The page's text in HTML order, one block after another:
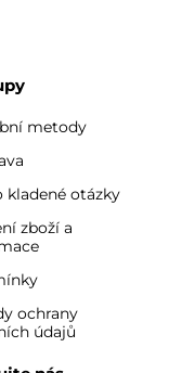
metody
kladené otázky
zboží a
ochrany
údajů